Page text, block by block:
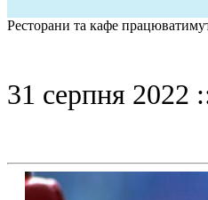
Ресторани та кафе
31 серпня 2022